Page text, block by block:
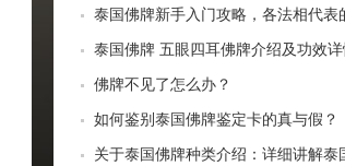
泰国佛牌新手入门攻略，各法相代表
泰国佛牌 五眼四耳佛牌介绍及功效
佛牌不见了怎么办？
如何鉴别泰国佛牌鉴定卡的真与假？
关于泰国佛牌种类介绍：详细讲解泰